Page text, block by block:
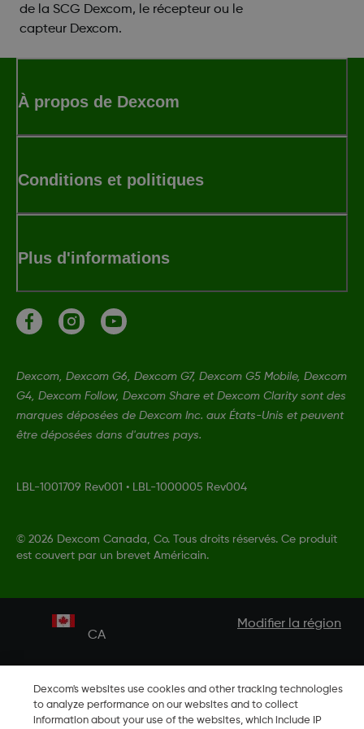
de la SCG Dexcom, le récepteur ou le
capteur Dexcom.
À propos de Dexcom
Conditions et politiques
Plus d'informations
Dexcom, Dexcom G6, Dexcom G7, Dexcom G5 Mobile, Dexcom
G4, Dexcom Follow, Dexcom Share et Dexcom Clarity sont des
marques déposées de Dexcom Inc. aux États-Unis et peuvent
être déposées dans d'autres pays.
LBL-1001709 Rev001 • LBL-1000005 Rev004
© 2026 Dexcom Canada, Co. Tous droits réservés. Ce produit
est couvert par un brevet Américain.
CA
Modifier la région
Dexcom's websites use cookies and other tracking technologies
to analyze performance on our websites and to collect
information about your use of the websites, which include IP